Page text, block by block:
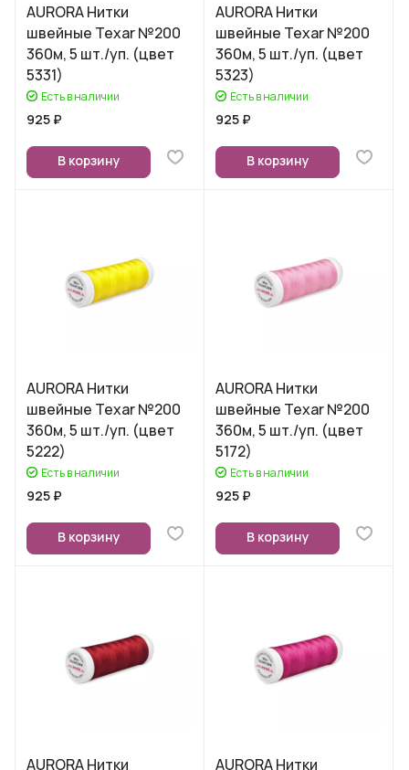
AURORA Нитки
швейные Texar №200
360м, 5 шт./уп. (цвет
5331)
Есть в наличии
925 ₽
В корзину
AURORA Нитки
швейные Texar №200
360м, 5 шт./уп. (цвет
5323)
Есть в наличии
925 ₽
В корзину
AURORA Нитки
швейные Texar №200
360м, 5 шт./уп. (цвет
5222)
Есть в наличии
925 ₽
В корзину
AURORA Нитки
швейные Texar №200
360м, 5 шт./уп. (цвет
5172)
Есть в наличии
925 ₽
В корзину
AURORA Нитки AURORA Нитки